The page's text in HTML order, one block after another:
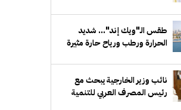
طقس الـ"ويك إند"... شديد
الحرارة ورطب ورياح حارة مثيرة
نائب وزير الخارجية يبحث مع
رئيس المصرف العربي للتنمية